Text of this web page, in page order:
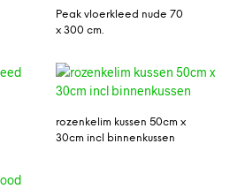
Peak vloerkleed nude 70
x 300 cm.
rozenkelim kussen 50cm x
30cm incl binnenkussen